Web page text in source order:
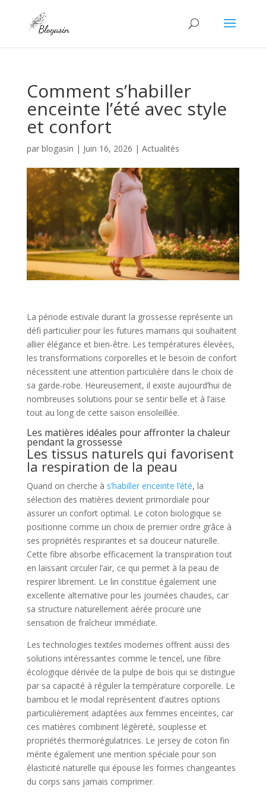
Comment s’habiller
enceinte l’été avec style
et confort
par blogasin | Juin 16, 2026 | Actualités
La période estivale durant la grossesse représente un
défi particulier pour les futures mamans qui souhaitent
allier élégance et bien-être. Les températures élevées,
les transformations corporelles et le besoin de confort
nécessitent une attention particulière dans le choix de
sa garde-robe. Heureusement, il existe aujourd’hui de
nombreuses solutions pour se sentir belle et à l’aise
tout au long de cette saison ensoleillée.
Les matières idéales pour affronter la chaleur
pendant la grossesse
Les tissus naturels qui favorisent
la respiration de la peau
Quand on cherche à s’habiller enceinte l’été, la
sélection des matières devient primordiale pour
assurer un confort optimal. Le coton biologique se
positionne comme un choix de premier ordre grâce à
ses propriétés respirantes et sa douceur naturelle.
Cette fibre absorbe efficacement la transpiration tout
en laissant circuler l’air, ce qui permet à la peau de
respirer librement. Le lin constitue également une
excellente alternative pour les journées chaudes, car
sa structure naturellement aérée procure une
sensation de fraîcheur immédiate.
Les technologies textiles modernes offrent aussi des
solutions intéressantes comme le tencel, une fibre
écologique dérivée de la pulpe de bois qui se distingue
par sa capacité à réguler la température corporelle. Le
bambou et le modal représentent d’autres options
particulièrement adaptées aux femmes enceintes, car
ces matières combinent légèreté, souplesse et
propriétés thermorégulatrices. Le jersey de coton fin
mérite également une mention spéciale pour son
élasticité naturelle qui épouse les formes changeantes
du corps sans jamais comprimer.